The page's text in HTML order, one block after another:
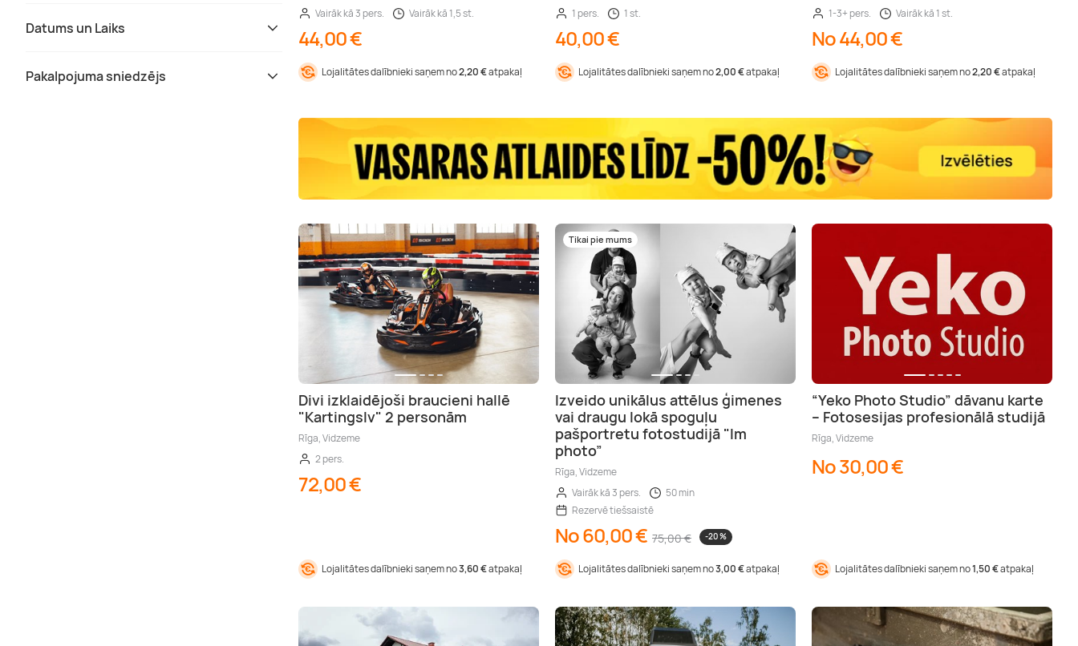
Datums un Laiks
Pakalpojuma sniedzējs
Vairāk kā 3 pers.
Vairāk kā 1,5 st.
44,00 €
Lojalitātes dalībnieki saņem no2,20 €atpakaļ
1 pers.
1 st.
40,00 €
Lojalitātes dalībnieki saņem no2,00 €atpakaļ
1-3+ pers.
Vairāk kā 1 st.
No 44,00 €
Lojalitātes dalībnieki saņem no2,20 €atpakaļ
Divi izklaidējoši braucieni hallē
"Kartingslv" 2 personām
Rīga, Vidzeme
2 pers.
72,00 €
Lojalitātes dalībnieki saņem no3,60 €atpakaļ
Tikai pie mums
Izveido unikālus attēlus ģimenes
vai draugu lokā spoguļu
pašportretu fotostudijā "Im
photo”
Rīga, Vidzeme
Vairāk kā 3 pers.
50 min
Rezervē tiešsaistē
No 60,00 € 75,00 € -20 %
Lojalitātes dalībnieki saņem no3,00 €atpakaļ
“Yeko Photo Studio” dāvanu karte
– Fotosesijas profesionālā studijā
Rīga, Vidzeme
No 30,00 €
Lojalitātes dalībnieki saņem no1,50 €atpakaļ